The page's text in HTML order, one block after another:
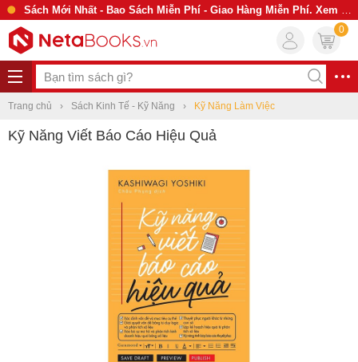
Sách Mới Nhất - Bao Sách Miễn Phí - Giao Hàng Miễn Phí. Xem Ngay
0
Trang chủ Sách Kinh Tế - Kỹ Năng Kỹ Năng Làm Việc
Kỹ Năng Viết Báo Cáo Hiệu Quả